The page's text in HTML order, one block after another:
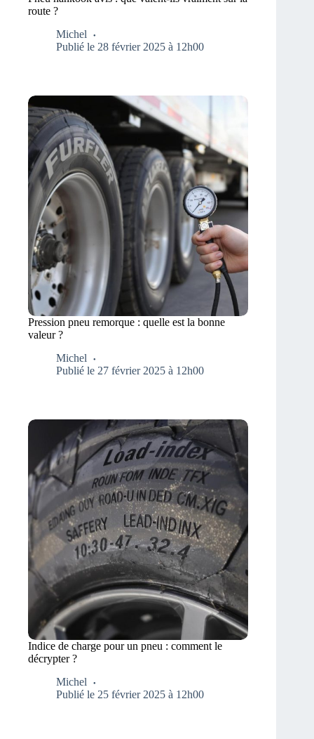
route ?
Michel
Publié le 28 février 2025 à 12h00
Pression pneu remorque : quelle est la bonne
valeur ?
Michel
Publié le 27 février 2025 à 12h00
Indice de charge pour un pneu : comment le
décrypter ?
Michel
Publié le 25 février 2025 à 12h00